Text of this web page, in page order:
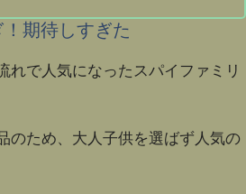
期待しすぎた
れで人気になったスパイファミリ
のため、大人子供を選ばず人気の